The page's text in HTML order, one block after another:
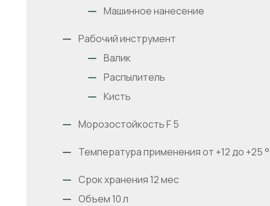
Машинное нанесение
Рабочий инструмент
Валик
Распылитель
Кисть
Морозостойкость F 5
Температура применения от +12 до +25
Срок хранения 12 мес
Объем 10 л